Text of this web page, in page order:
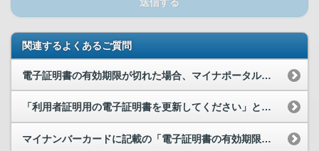
送信する
関連するよくあるご質問
電子証明書の有効期限が切れた場合、マイナポータルにログインできなくなりますか。
「利用者証明用の電子証明書を更新してください」というメッセージが出てきます。
マイナンバーカードに記載の「電子証明書の有効期限」は過ぎていませんが、「署名用電子証明書が失効...